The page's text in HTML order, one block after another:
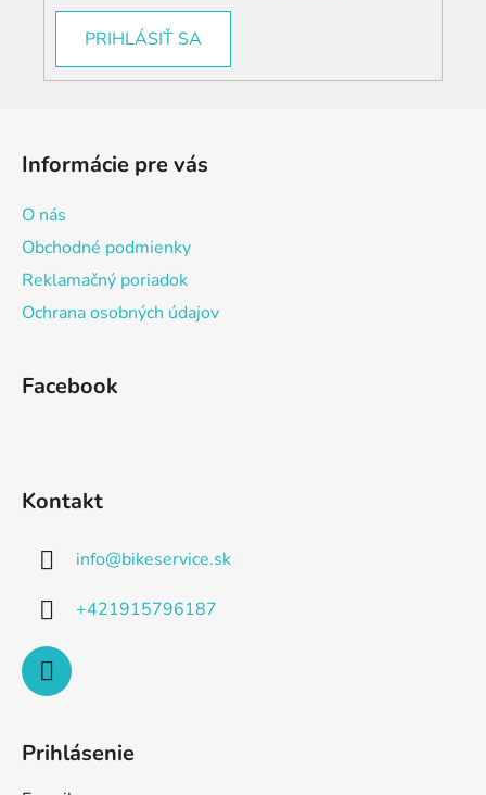
PRIHLÁSIŤ SA
Informácie pre vás
O nás
Obchodné podmienky
Reklamačný poriadok
Ochrana osobných údajov
Facebook
Kontakt
info@bikeservice.sk
+421915796187
Prihlásenie